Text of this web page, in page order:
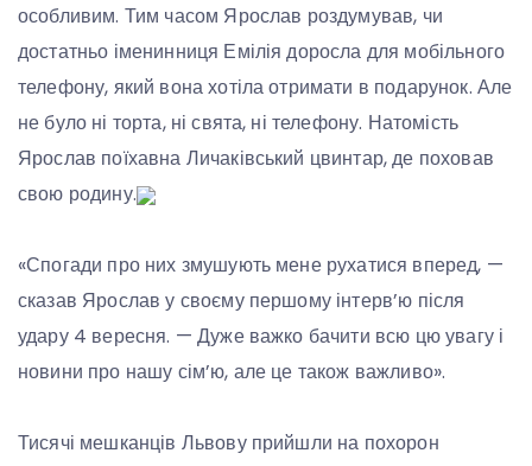
особливим. Тим часом Ярослав роздумував, чи
достатньо іменинниця Емілія доросла для мобільного
телефону, який вона хотіла отримати в подарунок. Але
не було ні торта, ні свята, ні телефону. Натомість
Ярослав поїхавна Личаківський цвинтар, де поховав
свою родину.
«Спогади про них змушують мене рухатися вперед, —
сказав Ярослав у своєму першому інтерв’ю після
удару 4 вересня. — Дуже важко бачити всю цю увагу і
новини про нашу сім’ю, але це також важливо».
Тисячі мешканців Львову прийшли на похорон